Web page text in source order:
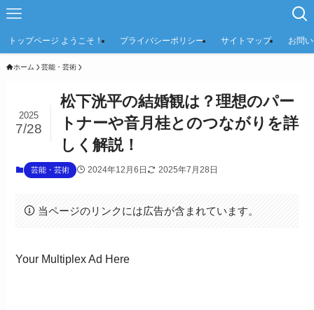
トップページ ようこそ！ プライバシーポリシー サイトマップ お問
ホーム 芸能・芸術
松下洸平の結婚観は？理想のパー
トナーや音月桂とのつながりを詳
しく解説！
2025
7/28
芸能・芸術 2024年12月6日 2025年7月28日
当ページのリンクには広告が含まれています。
Your Multiplex Ad Here